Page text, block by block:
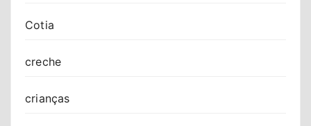
Cotia
creche
crianças